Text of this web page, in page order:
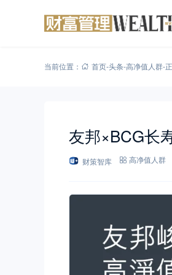
当前位置： 首页-头条-高净值人群-
友邦×BCG长
财策智库 高净值人群